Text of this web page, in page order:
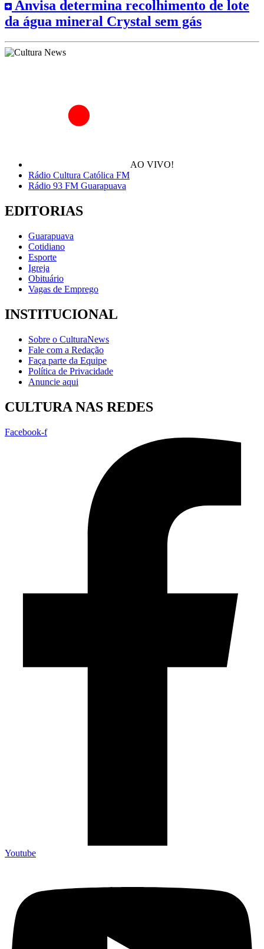
Anvisa determina recolhimento de lote
da água mineral Crystal sem gás
AO VIVO!
Rádio Cultura Católica FM
Rádio 93 FM Guarapuava
EDITORIAS
Guarapuava
Cotidiano
Esporte
Igreja
Obituário
Vagas de Emprego
INSTITUCIONAL
Sobre o CulturaNews
Fale com a Redação
Faça parte da Equipe
Política de Privacidade
Anuncie aqui
CULTURA NAS REDES
Facebook-f
Youtube